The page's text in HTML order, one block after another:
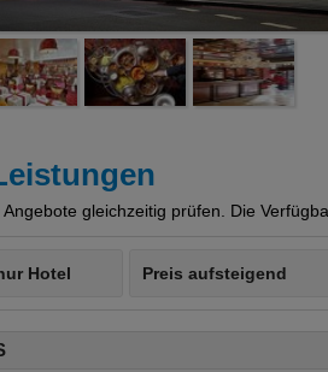
gleichzeitig prüfen. Die
Hotel Preis aufsteigend